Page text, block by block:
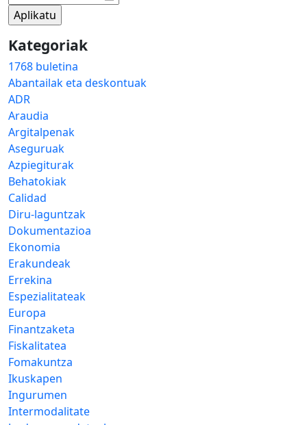
Kategoriak
1768 buletina
Abantailak eta deskontuak
ADR
Araudia
Argitalpenak
Aseguruak
Azpiegiturak
Behatokiak
Calidad
Diru-laguntzak
Dokumentazioa
Ekonomia
Erakundeak
Errekina
Espezialitateak
Europa
Finantzaketa
Fiskalitatea
Fomakuntza
Ikuskapen
Ingurumen
Intermodalitate